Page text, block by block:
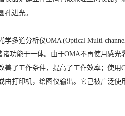
进光。
多道分析仪OMA (Optical Multi-
功能于一体。由于OMA不再使用感光
了工作条件，提高了工作效率；使用
打印机，绘图仪输出。它己被广泛使